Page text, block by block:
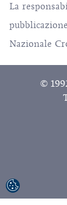
La
Nazionale
©